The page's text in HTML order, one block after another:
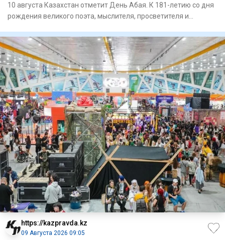
10 августа Казахстан отметит День Абая. К 181-летию со дня
рождения великого поэта, мыслителя, просветителя и
https://kazpravda.kz
09 Августа 2026 09:05